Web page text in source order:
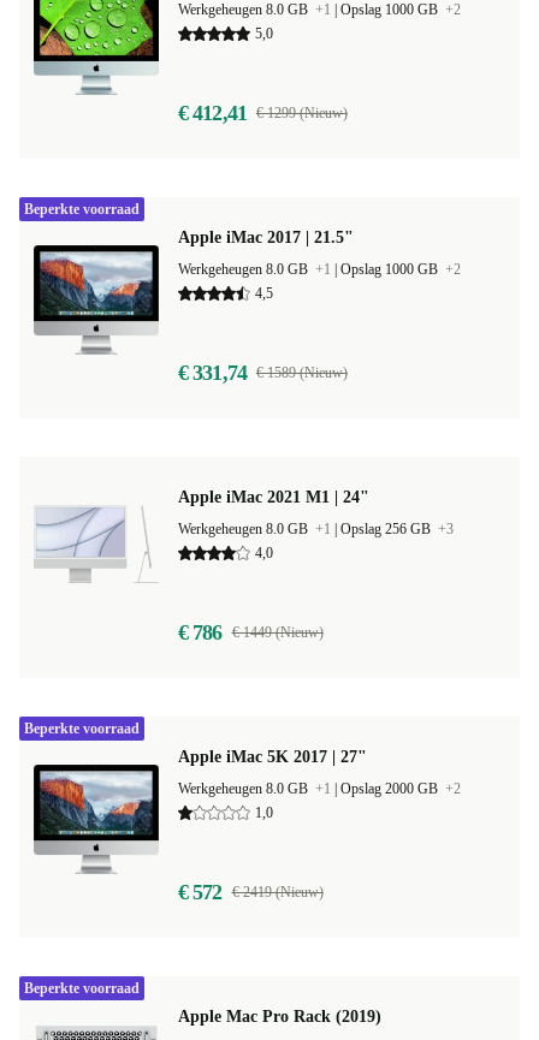
Werkgeheugen 8.0 GB +1 Opslag 1000 GB +2
5,0
€ 412,41 € 1299 (Nieuw)
Apple iMac 2017 | 21.5"
Werkgeheugen 8.0 GB +1 Opslag 1000 GB +2
4,5
€ 331,74 € 1589 (Nieuw)
Beperkte voorraad
Apple iMac 2021 M1 | 24"
Werkgeheugen 8.0 GB +1 Opslag 256 GB +3
4,0
€ 786 € 1449 (Nieuw)
Apple iMac 5K 2017 | 27"
Werkgeheugen 8.0 GB +1 Opslag 2000 GB +2
1,0
€ 572 € 2419 (Nieuw)
Beperkte voorraad
Apple Mac Pro Rack (2019)
Beperkte voorraad